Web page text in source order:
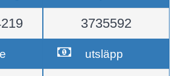
3735592
utsläpp